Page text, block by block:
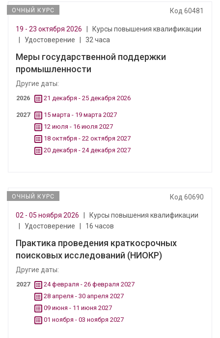
ОЧНЫЙ КУРС Код 60481
19 - 23 октября 2026
Курсы повышения квалификации
Удостоверение 32 часа
Меры государственной поддержки
промышленности
Другие даты:
2026 21 декабря - 25 декабря 2026
2027
15 марта - 19 марта 2027
12 июля - 16 июля 2027
18 октября - 22 октября 2027
20 декабря - 24 декабря 2027
ОЧНЫЙ КУРС Код 60690
02 - 05 ноября 2026
Курсы повышения квалификации
Удостоверение 16 часов
Практика проведения краткосрочных
поисковых исследований (НИОКР)
Другие даты:
2027
24 февраля - 26 февраля 2027
28 апреля - 30 апреля 2027
09 июня - 11 июня 2027
01 ноября - 03 ноября 2027